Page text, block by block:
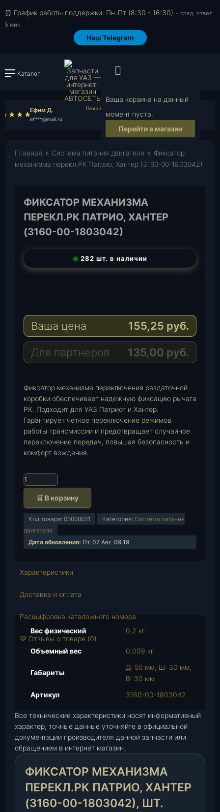
⏰ График работы поддержки: Пн-Пт (8:30 - 16:30) ~ сред. ответ
5 мин.
Наш Telegram
Каталог Войти или
Ваша корзина на данный
момент пуста.
Перейти в магазин
Ефим Д.
ef***@mail.ru iv***@mail.ru
Главная » Система питания двигателя » Фиксатор
механизма перекл.РК Патрио, Хантер (3160-00-1803042)
ФИКСАТОР МЕХАНИЗМА
ПЕРЕКЛ.РК ПАТРИО, ХАНТЕР
(3160-00-1803042)
◉ 282 шт. в наличии
e
r
a
m
a
s
A
p
a
i
l
Ваша цена 155,25 руб.
Для партнеров 135,00 руб.
Фиксатор механизма переключения раздаточной
коробки обеспечивает надежную фиксацию рычага
РК. Подходит для УАЗ Патриот и Хантер.
Гарантирует четкое переключение режимов
работы трансмиссии и предотвращает случайное
переключение передач, повышая безопасность и
комфорт вождения.
К
о
и
е
в
т
в
р
т
о
р
м
х
а
и
🛒 В корзину
Код товара: 00000021 Категория: Система питания
двигателя
Дата обновления: Пт, 07 Авг. 09:19
Характеристики
Доставка и оплата
Расшифровка каталожного номера
💬 Отзывы о товаре (0)
Вес физический 0,2 кг
Объемный вес 0,009 кг
Габариты
Д: 50 мм, Ш: 30 мм,
В: 30 мм
Артикул
3160-00-1803042
Все технические характеристики носят информативный
характер, точные данные уточняйте в официальной
документации производителя данной запчасти или
обращением в интернет магазин.
ФИКСАТОР МЕХАНИЗМА
ПЕРЕКЛ.РК ПАТРИО, ХАНТЕР
(3160-00-1803042), ШТ.